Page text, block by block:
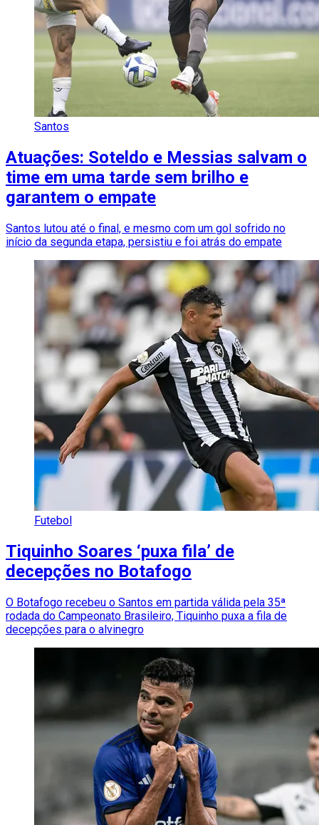
Santos
Atuações: Soteldo e Messias salvam o
time em uma tarde sem brilho e
garantem o empate
Santos lutou até o final, e mesmo com um gol sofrido no
início da segunda etapa, persistiu e foi atrás do empate
Futebol
Tiquinho Soares ‘puxa fila’ de
decepções no Botafogo
O Botafogo recebeu o Santos em partida válida pela 35ª
rodada do Campeonato Brasileiro, Tiquinho puxa a fila de
decepções para o alvinegro